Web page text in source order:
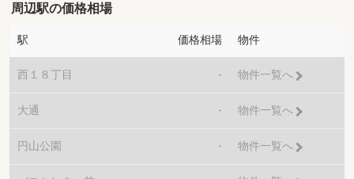
周辺駅の価格相場
駅 価格相場 物件
西１８丁目 - 物件一覧へ
大通 - 物件一覧へ
円山公園 - 物件一覧へ